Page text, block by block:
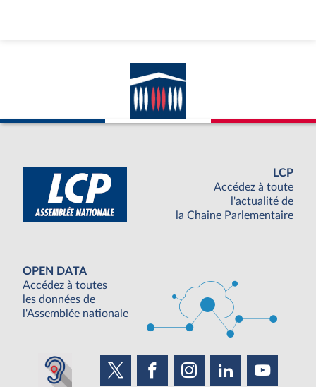
LCP
Accédez à toute
l'actualité de
la Chaine Parlementaire
OPEN DATA
Accédez à toutes
les données de
l'Assemblée nationale